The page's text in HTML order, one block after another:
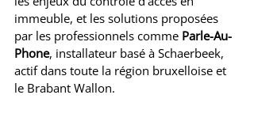
immeuble, et les solutions proposées
par les professionnels comme Parle-Au-
Phone, installateur basé à Schaerbeek,
actif dans toute la région bruxelloise et
le Brabant Wallon.